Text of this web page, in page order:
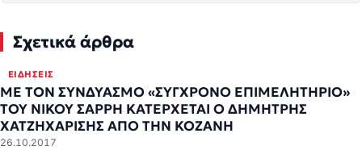
Σχετικά άρθρα
ΕΙΔΉΣΕΙΣ
ΜΕ ΤΟΝ ΣΥΝΔΥΑΣΜΟ «ΣΥΓΧΡΟΝΟ ΕΠΙΜΕΛΗΤΗΡΙΟ»
ΤΟΥ ΝΙΚΟΥ ΣΑΡΡΗ ΚΑΤΕΡΧΕΤΑΙ Ο ΔΗΜΗΤΡΗΣ
ΧΑΤΖΗΧΑΡΙΣΗΣ ΑΠΟ ΤΗΝ ΚΟΖΑΝΗ
26.10.2017